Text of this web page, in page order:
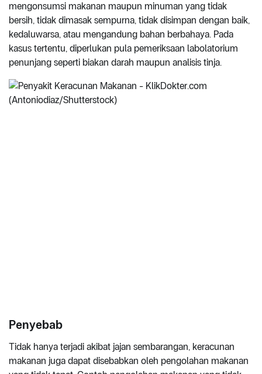
mengonsumsi makanan maupun minuman yang tidak
bersih, tidak dimasak sempurna, tidak disimpan dengan baik,
kedaluwarsa, atau mengandung bahan berbahaya. Pada
kasus tertentu, diperlukan pula pemeriksaan labolatorium
penunjang seperti biakan darah maupun analisis tinja.
Penyebab
Tidak hanya terjadi akibat jajan sembarangan, keracunan
makanan juga dapat disebabkan oleh pengolahan makanan